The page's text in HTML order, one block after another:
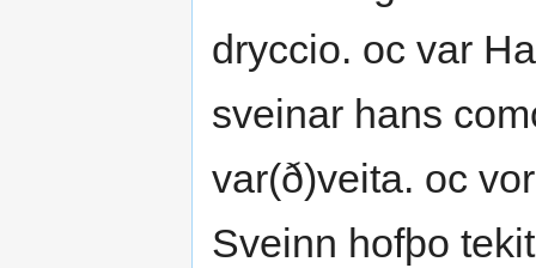
dryccio. oc var
sveinar hans
var(ð)veita. oc
Sveinn hofþo